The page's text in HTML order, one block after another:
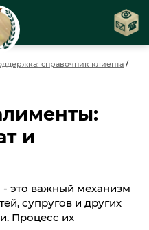
справочник клиента /
и
- это важный механизм
супругов и других
Процесс их